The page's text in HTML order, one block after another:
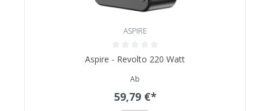
ASPIRE
Aspire - Revolto 220 Watt
Ab
59,79 €*